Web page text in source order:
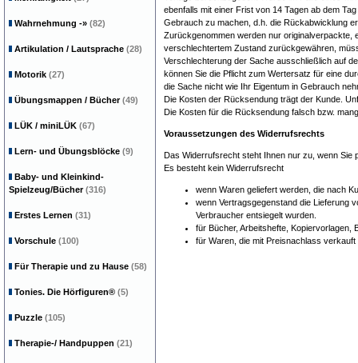
ebenfalls mit einer Frist von 14 Tagen ab dem
Gebrauch zu machen, d.h. die Rückabwicklung
Zurückgenommen werden nur originalverpackte,
verschlechtertem Zustand zurückgewähren,
Verschlechterung der Sache ausschließlich auf
können Sie die Pflicht zum Wertersatz für eine
die Sache nicht wie Ihr Eigentum in Gebrauch
Die Kosten der Rücksendung trägt der Kunde.
Die Kosten für die Rücksendung falsch bzw.
Voraussetzungen des Widerrufsrechts
Das Widerrufsrecht steht Ihnen nur zu, wenn Sie
Es besteht kein Widerrufsrecht
wenn Waren geliefert werden, die nach
wenn Vertragsgegenstand die Lieferung
Verbraucher entsiegelt wurden.
für Bücher, Arbeitshefte, Kopiervorlagen,
für Waren, die mit Preisnachlass verkauft
Wahrnehmung -» (82)
Artikulation / Lautsprache (28)
Motorik (27)
Übungsmappen / Bücher(49)
LÜK / miniLÜK (67)
Lern- und Übungsblöcke (9)
Baby- und Kleinkind-
Spielzeug/Bücher(316)
Erstes Lernen (31)
Vorschule (100)
Für Therapie und zu Hause (58)
Tonies. Die Hörfiguren® (5)
Puzzle (105)
Therapie-/ Handpuppen (21)